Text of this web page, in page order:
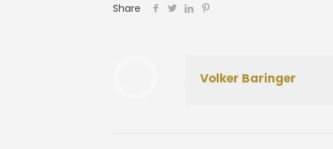
Share
Volker Baringer